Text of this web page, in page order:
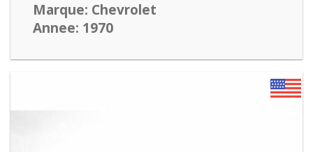
Marque: Chevrolet
Annee: 1970